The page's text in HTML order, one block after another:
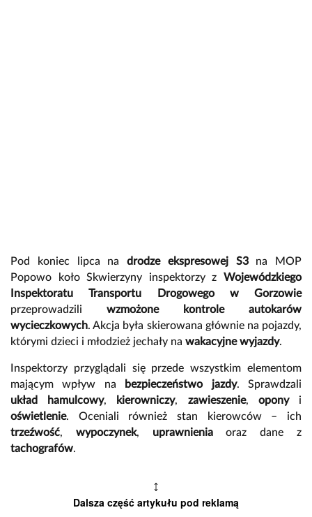
Pod koniec lipca na drodze ekspresowej S3na MOP
Popowo koło Skwierzyny inspektorzy z Wojewódzkiego
Inspektoratu Transportu Drogowego w Gorzowie
przeprowadzili wzmożone kontrole autokarów
wycieczkowych. Akcja była skierowana głównie na pojazdy,
którymi dzieci i młodzież jechały na wakacyjne wyjazdy.
Inspektorzy przyglądali się przede wszystkim elementom
mającym wpływ na
bezpieczeństwo jazdy. Sprawdzali
układ hamulcowy, kierowniczy, zawieszenie, oponyi
oświetlenie. Oceniali również stan kierowców – ich
trzeźwość, wypoczynek, uprawnieniaoraz dane z
tachografów.
↕
Dalsza część artykułu pod reklamą